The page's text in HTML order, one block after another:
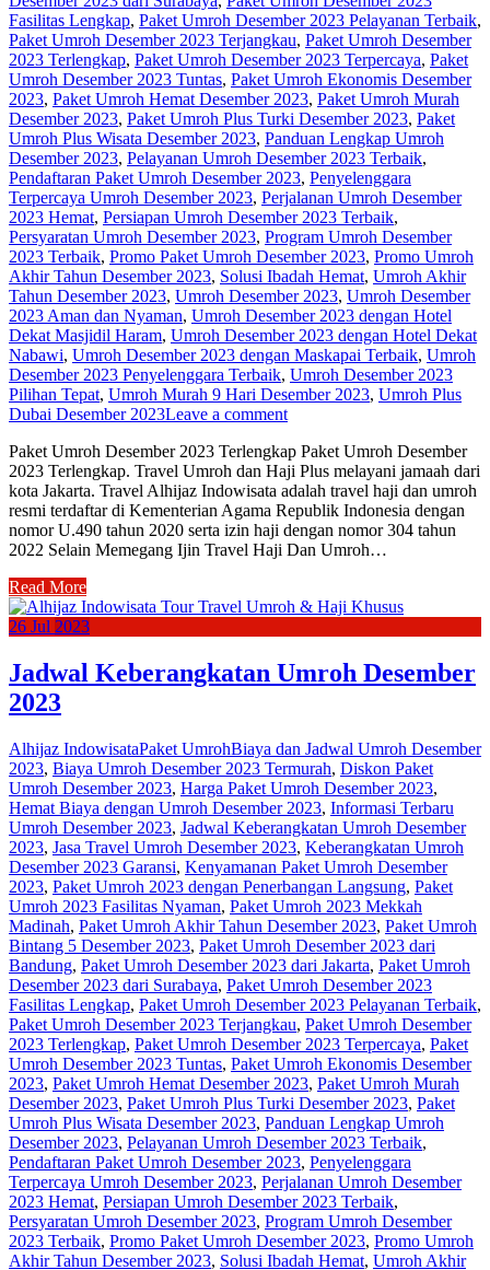
Fasilitas Lengkap, Paket Umroh Desember 2023 Pelayanan Terbaik,
Paket Umroh Desember 2023 Terjangkau, Paket Umroh Desember
2023 Terlengkap, Paket Umroh Desember 2023 Terpercaya, Paket
Umroh Desember 2023 Tuntas, Paket Umroh Ekonomis Desember
2023, Paket Umroh Hemat Desember 2023, Paket Umroh Murah
Desember 2023, Paket Umroh Plus Turki Desember 2023, Paket
Umroh Plus Wisata Desember 2023, Panduan Lengkap Umroh
Desember 2023, Pelayanan Umroh Desember 2023 Terbaik,
Pendaftaran Paket Umroh Desember 2023, Penyelenggara
Terpercaya Umroh Desember 2023, Perjalanan Umroh Desember
2023 Hemat, Persiapan Umroh Desember 2023 Terbaik,
Persyaratan Umroh Desember 2023, Program Umroh Desember
2023 Terbaik, Promo Paket Umroh Desember 2023, Promo Umroh
Akhir Tahun Desember 2023, Solusi Ibadah Hemat, Umroh Akhir
Tahun Desember 2023, Umroh Desember 2023, Umroh Desember
2023 Aman dan Nyaman, Umroh Desember 2023 dengan Hotel
Dekat Masjidil Haram, Umroh Desember 2023 dengan Hotel Dekat
Nabawi, Umroh Desember 2023 dengan Maskapai Terbaik, Umroh
Desember 2023 Penyelenggara Terbaik, Umroh Desember 2023
Pilihan Tepat, Umroh Murah 9 Hari Desember 2023, Umroh Plus
Dubai Desember 2023Leave a comment
Paket Umroh Desember 2023 Terlengkap Paket Umroh Desember
2023 Terlengkap. Travel Umroh dan Haji Plus melayani jamaah dari
kota Jakarta. Travel Alhijaz Indowisata adalah travel haji dan umroh
resmi terdaftar di Kementerian Agama Republik Indonesia dengan
nomor U.490 tahun 2020 serta izin haji dengan nomor 304 tahun
2022 Selain Memegang Ijin Travel Haji Dan Umroh…
Read More
26 Jul 2023
Jadwal Keberangkatan Umroh Desember
2023
Alhijaz IndowisataPaket UmrohBiaya dan Jadwal Umroh Desember
2023, Biaya Umroh Desember 2023 Termurah, Diskon Paket
Umroh Desember 2023, Harga Paket Umroh Desember 2023,
Hemat Biaya dengan Umroh Desember 2023, Informasi Terbaru
Umroh Desember 2023, Jadwal Keberangkatan Umroh Desember
2023, Jasa Travel Umroh Desember 2023, Keberangkatan Umroh
Desember 2023 Garansi, Kenyamanan Paket Umroh Desember
2023, Paket Umroh 2023 dengan Penerbangan Langsung, Paket
Umroh 2023 Fasilitas Nyaman, Paket Umroh 2023 Mekkah
Madinah, Paket Umroh Akhir Tahun Desember 2023, Paket Umroh
Bintang 5 Desember 2023, Paket Umroh Desember 2023 dari
Bandung, Paket Umroh Desember 2023 dari Jakarta, Paket Umroh
Desember 2023 dari Surabaya, Paket Umroh Desember 2023
Fasilitas Lengkap, Paket Umroh Desember 2023 Pelayanan Terbaik,
Paket Umroh Desember 2023 Terjangkau, Paket Umroh Desember
2023 Terlengkap, Paket Umroh Desember 2023 Terpercaya, Paket
Umroh Desember 2023 Tuntas, Paket Umroh Ekonomis Desember
2023, Paket Umroh Hemat Desember 2023, Paket Umroh Murah
Desember 2023, Paket Umroh Plus Turki Desember 2023, Paket
Umroh Plus Wisata Desember 2023, Panduan Lengkap Umroh
Desember 2023, Pelayanan Umroh Desember 2023 Terbaik,
Pendaftaran Paket Umroh Desember 2023, Penyelenggara
Terpercaya Umroh Desember 2023, Perjalanan Umroh Desember
2023 Hemat, Persiapan Umroh Desember 2023 Terbaik,
Persyaratan Umroh Desember 2023, Program Umroh Desember
2023 Terbaik, Promo Paket Umroh Desember 2023, Promo Umroh
Akhir Tahun Desember 2023, Solusi Ibadah Hemat, Umroh Akhir